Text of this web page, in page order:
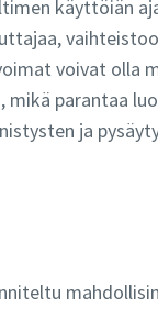
käyttöiän
voivat olla
mikä parantaa
ja